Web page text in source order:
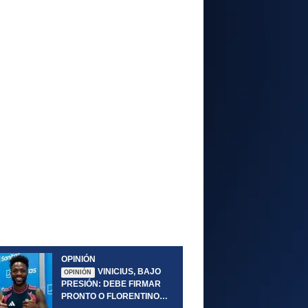
OPINIÓN
OPINIÓN
VINICIUS, BAJO
PRESIÓN: DEBE FIRMAR
PRONTO O FLORENTINO